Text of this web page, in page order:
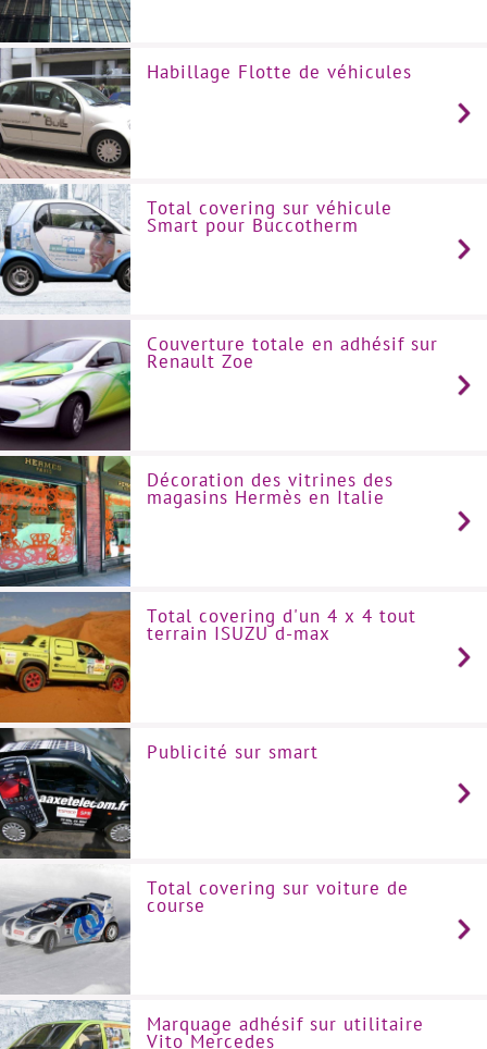
Habillage Flotte de véhicules
Total covering sur véhicule
Smart pour Buccotherm
Couverture totale en adhésif sur
Renault Zoe
Décoration des vitrines des
magasins Hermès en Italie
Total covering d'un 4 x 4 tout
terrain ISUZU d-max
Publicité sur smart
Total covering sur voiture de
course
Marquage adhésif sur utilitaire
Vito Mercedes